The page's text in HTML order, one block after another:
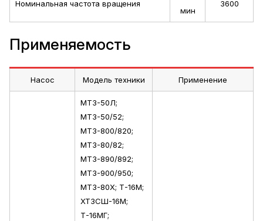
Номинальная частота вращения
мин
3600
Применяемость
Насос Модель техники Применение
МТЗ-50Л;
МТЗ-50/52;
МТЗ-800/820;
МТЗ-80/82;
МТЗ-890/892;
МТЗ-900/950;
МТЗ-80Х; Т-16М;
ХТЗСШ-16М;
Т-16МГ;